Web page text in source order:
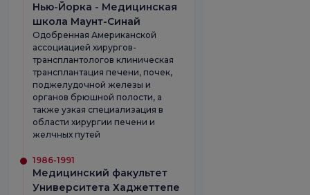
Нью-Йорка - Медицинская
школа Маунт-Синай
Одобренная Американской
ассоциацией хирургов-
трансплантологов клиническая
трансплантация печени, почек,
поджелудочной железы и
органов брюшной полости, а
также узкая специализация в
области хирургии печени и
желчных путей
1986-1991
Медицинский факультет
Университета Хаджеттепе